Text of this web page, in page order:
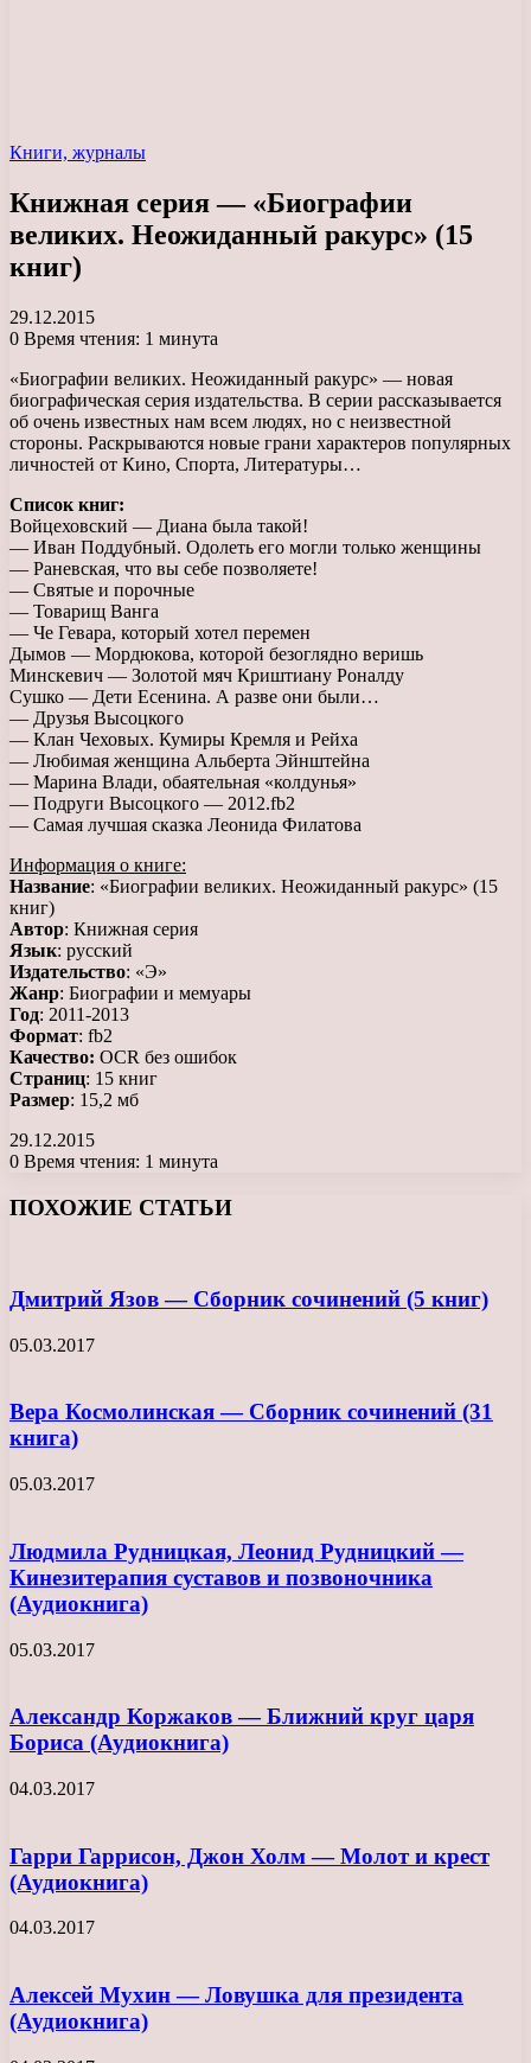
Книги, журналы
Книжная серия — «Биографии
великих. Неожиданный ракурс» (15
книг)
29.12.2015
0 Время чтения: 1 минута
«Биографии великих. Неожиданный ракурс» — новая
биографическая серия издательства. В серии рассказывается
об очень известных нам всем людях, но с неизвестной
стороны. Раскрываются новые грани характеров популярных
личностей от Кино, Спорта, Литературы…
Список книг:
Войцеховский — Диана была такой!
— Иван Поддубный. Одолеть его могли только женщины
— Раневская, что вы себе позволяете!
— Святые и порочные
— Товарищ Ванга
— Че Гевара, который хотел перемен
Дымов — Мордюкова, которой безоглядно веришь
Минскевич — Золотой мяч Криштиану Роналду
Сушко — Дети Есенина. А разве они были…
— Друзья Высоцкого
— Клан Чеховых. Кумиры Кремля и Рейха
— Любимая женщина Альберта Эйнштейна
— Марина Влади, обаятельная «колдунья»
— Подруги Высоцкого — 2012.fb2
— Самая лучшая сказка Леонида Филатова
Информация о книге:
Название: «Биографии великих. Неожиданный ракурс» (15
книг)
Автор: Книжная серия
Язык: русский
Издательство: «Э»
Жанр: Биографии и мемуары
Год: 2011-2013
Формат: fb2
Качество: OCR без ошибок
Страниц: 15 книг
Размер: 15,2 мб
29.12.2015
0 Время чтения: 1 минута
ПОХОЖИЕ СТАТЬИ
Дмитрий Язов — Сборник сочинений (5 книг)
05.03.2017
Вера Космолинская — Сборник сочинений (31
книга)
05.03.2017
Людмила Рудницкая, Леонид Рудницкий —
Кинезитерапия суставов и позвоночника
(Аудиокнига)
05.03.2017
Александр Коржаков — Ближний круг царя
Бориса (Аудиокнига)
04.03.2017
Гарри Гаррисон, Джон Холм — Молот и крест
(Аудиокнига)
04.03.2017
Алексей Мухин — Ловушка для президента
(Аудиокнига)